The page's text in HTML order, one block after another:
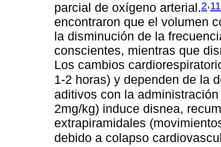
parcial de oxígeno arterial.2,11
encontraron que el volumen
la disminución de la
conscientes, mientras que
Los cambios
1-2 horas) y dependen de la
aditivos con la
2mg/kg) induce disnea,
extrapiramidales
debido a colapso